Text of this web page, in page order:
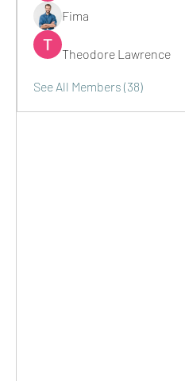
Fima
Theodore Lawrence
See All Members (38)